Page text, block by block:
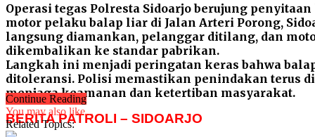
Operasi tegas Polresta Sidoarjo berujung
motor pelaku balap liar di Jalan Arteri Porong,
langsung diamankan, pelanggar ditilang, dan
dikembalikan ke standar pabrikan.
Langkah ini menjadi peringatan keras bahwa
ditoleransi. Polisi memastikan penindakan terus
menjaga keamanan dan ketertiban masyarakat.
BERITA PATROLI – SIDOARJO
Continue Reading
You may also like...
Related Topics: